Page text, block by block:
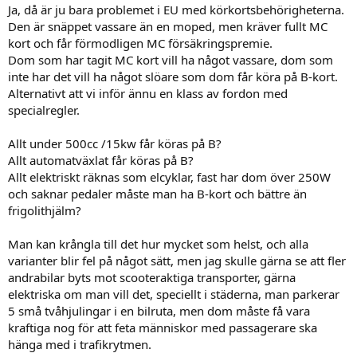
Så är väl mer snabb moped/lätt mc. Tycker att det den/dom var rätt
eller skoter.
Ja, då är ju bara problemet i EU med körkortsbehörigheterna.
Den är snäppet vassare än en moped, men kräver fullt MC
kort och får förmodligen MC försäkringspremie.
Dom som har tagit MC kort vill ha något vassare, dom som
inte har det vill ha något slöare som dom får köra på B-kort.
Alternativt att vi inför ännu en klass av fordon med
specialregler.
Allt under 500cc /15kw får köras på B?
Allt automatväxlat får köras på B?
Allt elektriskt räknas som elcyklar, fast har dom över 250W
och saknar pedaler måste man ha B-kort och bättre än
frigolithjälm?
Man kan krångla till det hur mycket som helst, och alla
varianter blir fel på något sätt, men jag skulle gärna se att fler
andrabilar byts mot scooteraktiga transporter, gärna
elektriska om man vill det, speciellt i städerna, man parkerar
5 små tvåhjulingar i en bilruta, men dom måste få vara
kraftiga nog för att feta människor med passagerare ska
hänga med i trafikrytmen.